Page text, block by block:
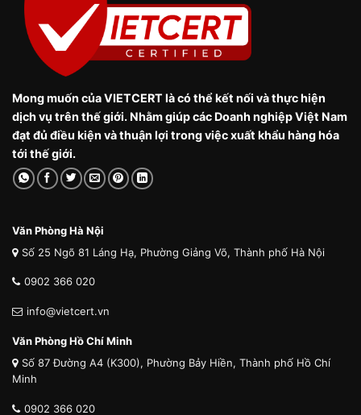
Mong muốn của VIETCERT là có thể kết nối và thực hiện
dịch vụ trên thế giới. Nhằm giúp các Doanh nghiệp Việt Nam
đạt đủ điều kiện và thuận lợi trong việc xuất khẩu hàng hóa
tới thế giới.
Văn Phòng Hà Nội
Số 25 Ngõ 81 Láng Hạ, Phường Giảng Võ, Thành phố Hà Nội
0902 366 020
info@vietcert.vn
Văn Phòng Hồ Chí Minh
Số 87 Đường A4 (K300), Phường Bảy Hiền, Thành phố Hồ Chí
Minh
0902 366 020